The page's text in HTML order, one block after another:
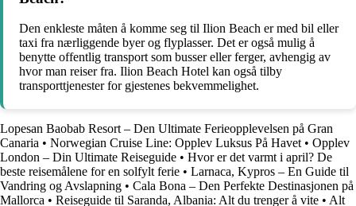
Den enkleste måten å komme seg til Ilion Beach er med bil eller
taxi fra nærliggende byer og flyplasser. Det er også mulig å
benytte offentlig transport som busser eller ferger, avhengig av
hvor man reiser fra. Ilion Beach Hotel kan også tilby
transporttjenester for gjestenes bekvemmelighet.
Lopesan Baobab Resort – Den Ultimate Ferieopplevelsen på Gran
Canaria • Norwegian Cruise Line: Opplev Luksus På Havet • Opplev
London – Din Ultimate Reiseguide • Hvor er det varmt i april? De
beste reisemålene for en solfylt ferie • Larnaca, Kypros – En Guide til
Vandring og Avslapning • Cala Bona – Den Perfekte Destinasjonen på
Mallorca • Reiseguide til Saranda, Albania: Alt du trenger å vite • Alt